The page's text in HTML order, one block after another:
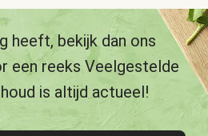
heeft, bekijk dan ons
een reeks Veelgestelde
is altijd actueel!